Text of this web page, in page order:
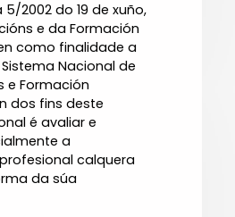
5/2002 do 19 de xuño,
e da Formación
como finalidade a
Nacional de
e Formación
dos fins deste
é avaliar e
a
calquera
da súa